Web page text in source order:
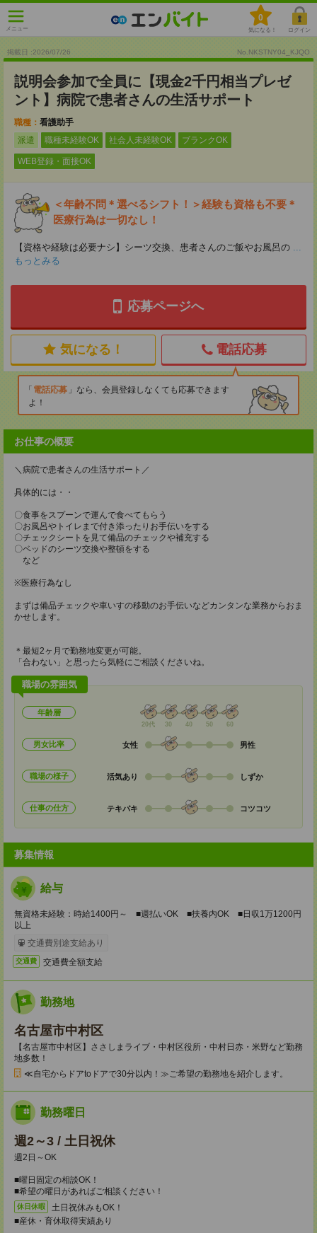
メニュー
0
気になる！ ログイン
掲載日 :2026/07/26 No.NKSTNY04_KJQO
説明会参加で全員に【現金2千円相当プレゼ
ント】病院で患者さんの生活サポート
職種： 看護助手
派遣
職種未経験OK 社会人未経験OK ブランクOK
WEB登録・面接OK
＜年齢不問＊選べるシフト！＞経験も資格も不要＊
医療行為は一切なし！
【資格や経験は必要ナシ】シーツ交換、患者さんのご飯やお風呂の ...
もっとみる
応募ページへ
気になる！ 電話応募
電話応募
なら、会員登録しなくても応募できます
よ！
お仕事の概要
＼病院で患者さんの生活サポート／
具体的には・・
〇食事をスプーンで運んで食べてもらう
〇お風呂やトイレまで付き添ったりお手伝いをする
〇チェックシートを見て備品のチェックや補充する
〇ベッドのシーツ交換や整頓をする
など
※医療行為なし
まずは備品チェックや車いすの移動のお手伝いなどカンタンな業務からおま
かせします。
＊最短2ヶ月で勤務地変更が可能。
「合わない」と思ったら気軽にご相談くださいね。
職場の雰囲気
年齢層
20代 30 40 50 60
男女比率 女性 男性
職場の様子 活気あり しずか
仕事の仕方 テキパキ コツコツ
募集情報
給与
無資格未経験：時給1400円～ ■週払いOK ■扶養内OK ■日収1万1200円
以上
交通費別途支給あり
交通費 交通費全額支給
勤務地
名古屋市中村区
【名古屋市中村区】ささしまライブ・中村区役所・中村日赤・米野など勤務
地多数！
≪自宅からドアtoドアで30分以内！≫ご希望の勤務地を紹介します。
勤務曜日
週2～3 / 土日祝休
週2日～OK
■曜日固定の相談OK！
■希望の曜日があればご相談ください！
休日休暇
土日祝休みもOK！
■産休・育休取得実績あり